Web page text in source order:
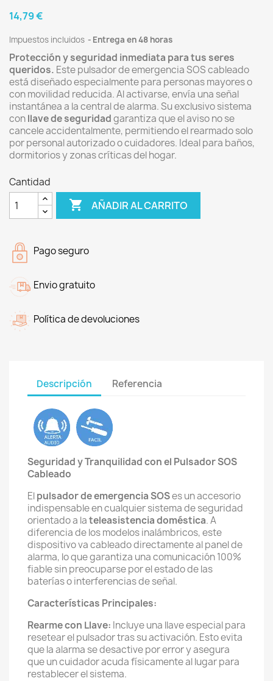
14,79 €
Impuestos incluidos Entrega en 48 horas
Protección y seguridad inmediata para tus seres
queridos. Este pulsador de emergencia SOS cableado
está diseñado especialmente para personas mayores o
con movilidad reducida. Al activarse, envía una señal
instantánea a la central de alarma. Su exclusivo sistema
conllave de seguridadgarantiza que el aviso no se
cancele accidentalmente, permitiendo el rearmado solo
por personal autorizado o cuidadores. Ideal para baños,
dormitorios y zonas críticas del hogar.
Cantidad
 AÑADIR AL CARRITO
Pago seguro
Envio gratuito
Política de devoluciones
Descripción Referencia
Seguridad y Tranquilidad con el Pulsador SOS
Cableado
Elpulsador de emergencia SOSes un accesorio
indispensable en cualquier sistema de seguridad
orientado a lateleasistencia doméstica. A
diferencia de los modelos inalámbricos, este
dispositivo va cableado directamente al panel de
alarma, lo que garantiza una comunicación 100%
fiable sin preocuparse por el estado de las
baterías o interferencias de señal.
Características Principales:
Rearme con Llave: Incluye una llave especial para
resetear el pulsador tras su activación. Esto evita
que la alarma se desactive por error y asegura
que un cuidador acuda físicamente al lugar para
restablecer el sistema.